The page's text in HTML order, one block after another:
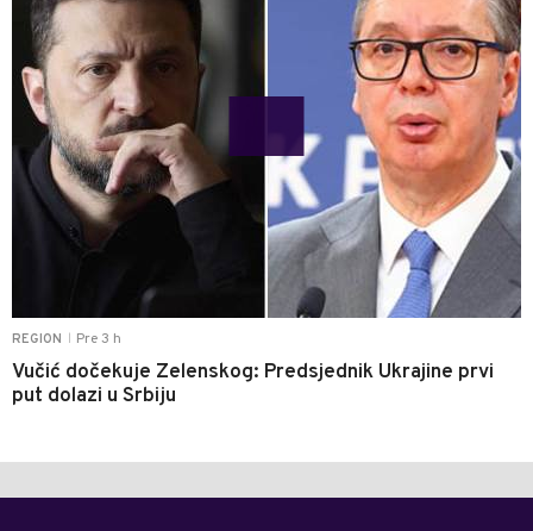
REGION Pre 3 h
Vučić dočekuje Zelenskog: Predsjednik Ukrajine prvi
put dolazi u Srbiju